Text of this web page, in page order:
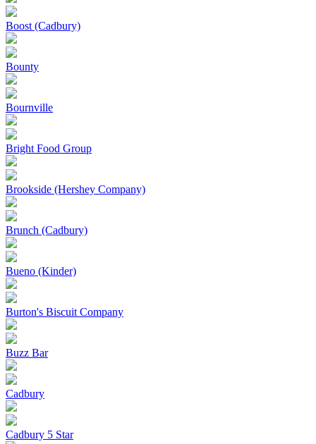
Boost (Cadbury)
Bounty
Bournville
Bright Food Group
Brookside (Hershey Company)
Brunch (Cadbury)
Bueno (Kinder)
Burton's Biscuit Company
Buzz Bar
Cadbury
Cadbury 5 Star